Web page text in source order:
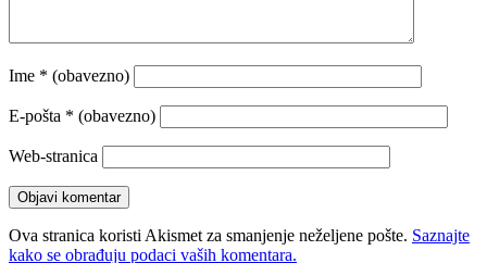
Ime * (obavezno)
E-pošta * (obavezno)
Web-stranica
Ova stranica koristi Akismet za smanjenje neželjene pošte. Saznajte
kako se obrađuju podaci vaših komentara.